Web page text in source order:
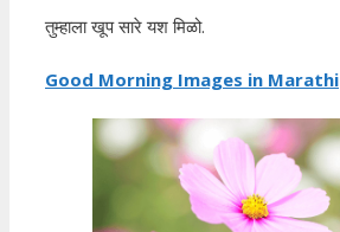
तुम्हाला खूप सारे यश मिळो.
Good Morning Images in Marathi